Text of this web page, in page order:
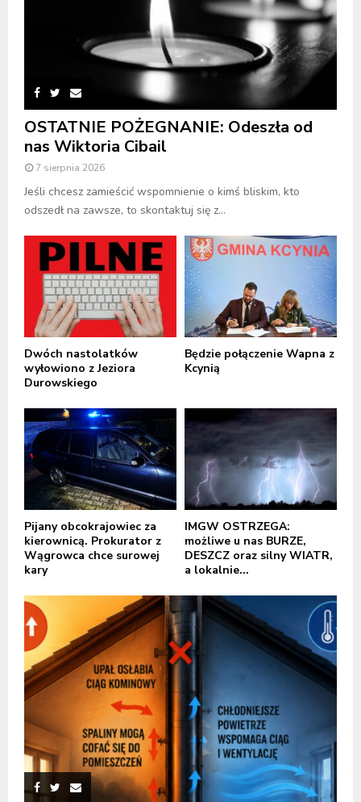
OSTATNIE POŻEGNANIE: Odeszła od
nas Wiktoria Cibail
7 sierpnia 2026
Jeśli chcesz zamieścić wspomnienie o kimś bliskim, kto
odszedł na zawsze, to skontaktuj się z...
Dwóch nastolatków
wyłowiono z Jeziora
Durowskiego
Będzie połączenie Wapna z
Kcynią
Pijany obcokrajowiec za
kierownicą. Prokurator z
Wągrowca chce surowej
kary
IMGW OSTRZEGA:
możliwe u nas BURZE,
DESZCZ oraz silny WIATR,
a lokalnie...